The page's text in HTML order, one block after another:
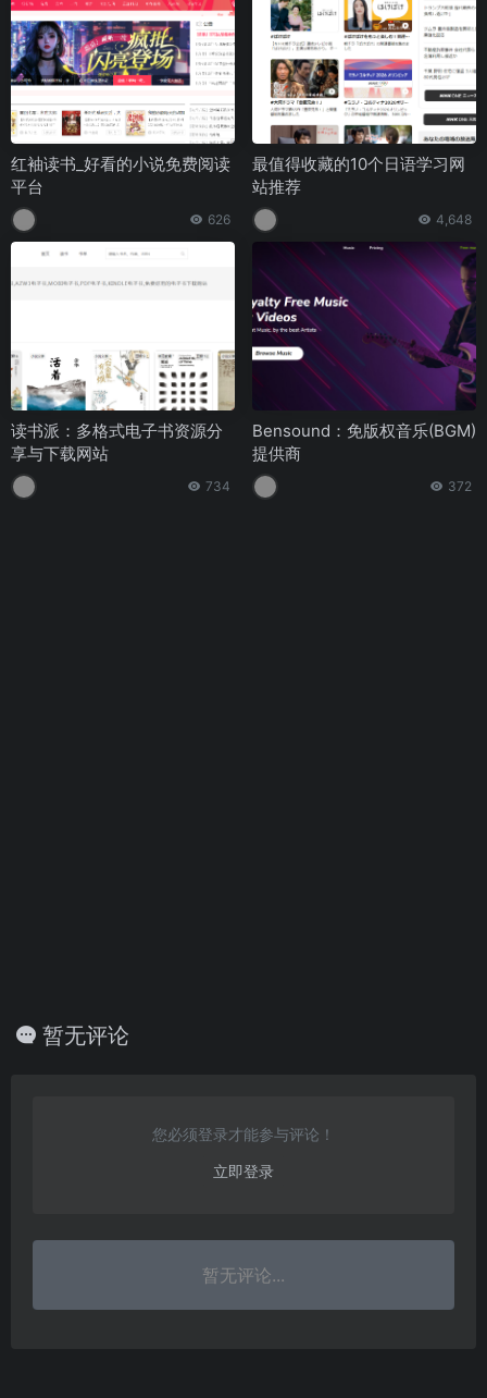
红袖读书_好看的小说免费阅读
平台
626
最值得收藏的10个日语学习网
站推荐
4,648
读书派：多格式电子书资源分
享与下载网站
734
Bensound：免版权音乐(BGM)
提供商
372
暂无评论
您必须登录才能参与评论！
立即登录
暂无评论...